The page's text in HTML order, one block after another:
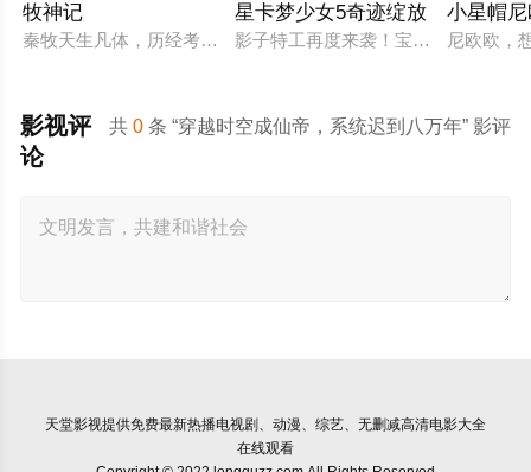
牧神记
秦牧天生凡体，历经考验成为天魔教教主，被延康国封为第一任
星卡梦少女5奇迹绽放
影子特工再度来袭！宝石族精灵竟然
小星帽
尼欧欧，
共0 条 “穿越时空成仙帝，系统迟到八万年” 影评
影视评
论
天堂影视提供免费最新热播电视剧、动漫、综艺、无删减高清电影大全
在线观看